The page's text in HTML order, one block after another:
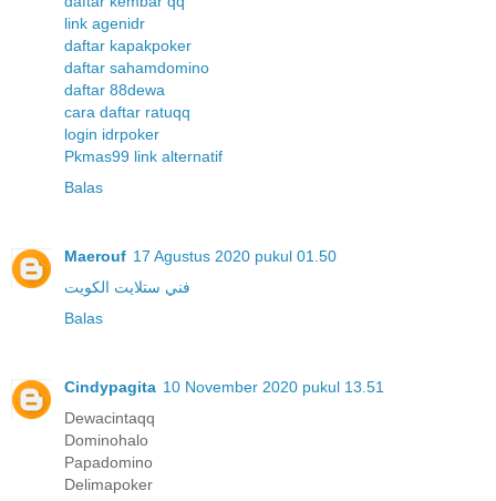
link agenidr
daftar kapakpoker
daftar sahamdomino
daftar 88dewa
cara daftar ratuqq
login idrpoker
Pkmas99 link alternatif
Balas
Maerouf 17 Agustus 2020 pukul 01.50
فني ستلايت الكويت
Balas
Cindypagita 10 November 2020 pukul 13.51
Dewacintaqq
Dominohalo
Papadomino
Delimapoker